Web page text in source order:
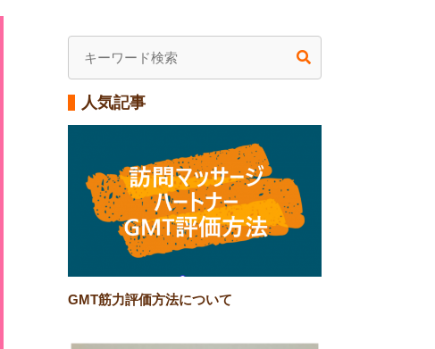
人気記事
GMT筋力評価方法について